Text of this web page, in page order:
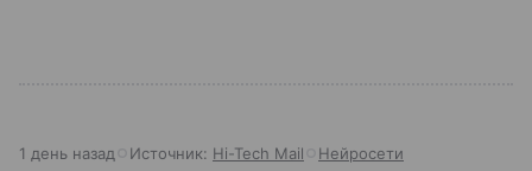
1 день назад Источник: Hi-Tech Mail Нейросети